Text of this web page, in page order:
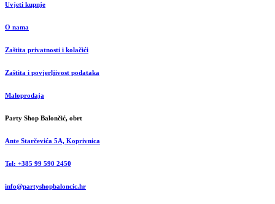
Uvjeti kupnje
O nama
Zaštita privatnosti i kolačići
Zaštita i povjerljivost podataka
Maloprodaja
Party Shop Balončić, obrt
Ante Starčevića 5A, Koprivnica
Tel: +385 99 590 2450
info@partyshopbaloncic.hr